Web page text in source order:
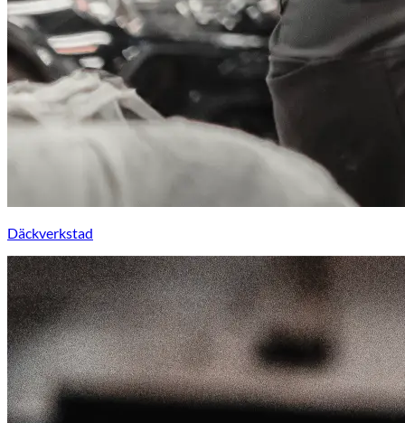
Däckverkstad